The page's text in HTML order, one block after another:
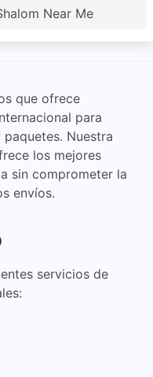
Near Me
que ofrece
para
Nuestra
los mejores
sin comprometer la
envíos.
servicios de